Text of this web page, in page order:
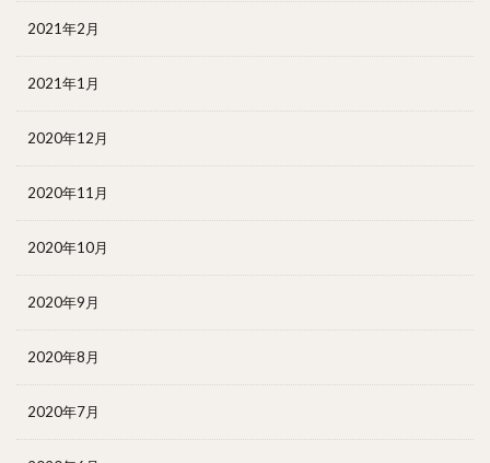
2021年2月
2021年1月
2020年12月
2020年11月
2020年10月
2020年9月
2020年8月
2020年7月